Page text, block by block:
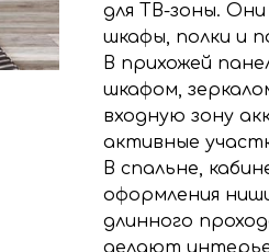
для ТВ-зоны.
шкафы, полки и
В прихожей
шкафом,
входную зону
активные
В спальне,
оформления
длинного
делают